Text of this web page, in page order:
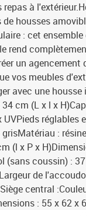
à
housses
: cet ensemble
rend
un agencement
vos meubles
avec une
cm (L x l x
réglables
:
(l x P x
(sans coussin) :
de
central
: 55 x 62 x